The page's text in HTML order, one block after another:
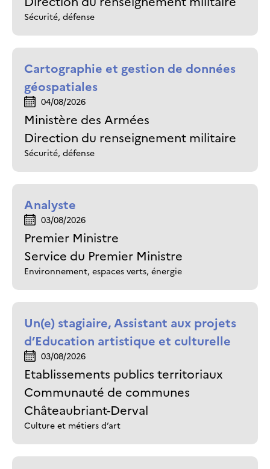
Sécurité, défense
Cartographie et gestion de données
géospatiales
04/08/2026
Ministère des Armées
Direction du renseignement militaire
Sécurité, défense
Analyste
03/08/2026
Premier Ministre
Service du Premier Ministre
Environnement, espaces verts, énergie
Un(e) stagiaire, Assistant aux projets
d’Education artistique et culturelle
03/08/2026
Etablissements publics territoriaux
Communauté de communes
Châteaubriant-Derval
Culture et métiers d’art